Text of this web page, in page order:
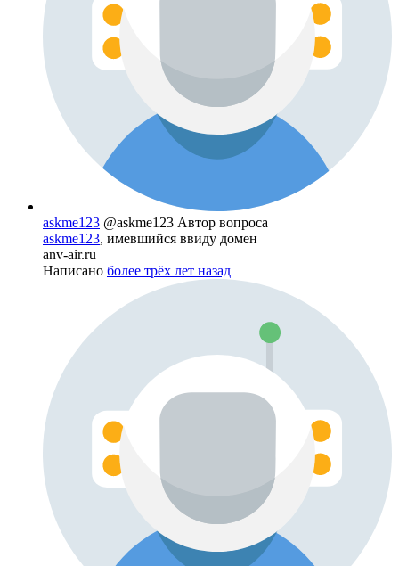
askme123 @askme123 Автор вопроса
askme123, имевшийся ввиду домен
anv-air.ru
Написано более трёх лет назад